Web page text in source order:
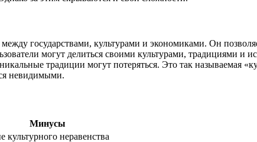
государствами, культурами и экономиками. Он
могут делиться своими культурами, традициями и
традиции могут потеряться. Это так называемая
невидимыми.
Минусы
культурного неравенства